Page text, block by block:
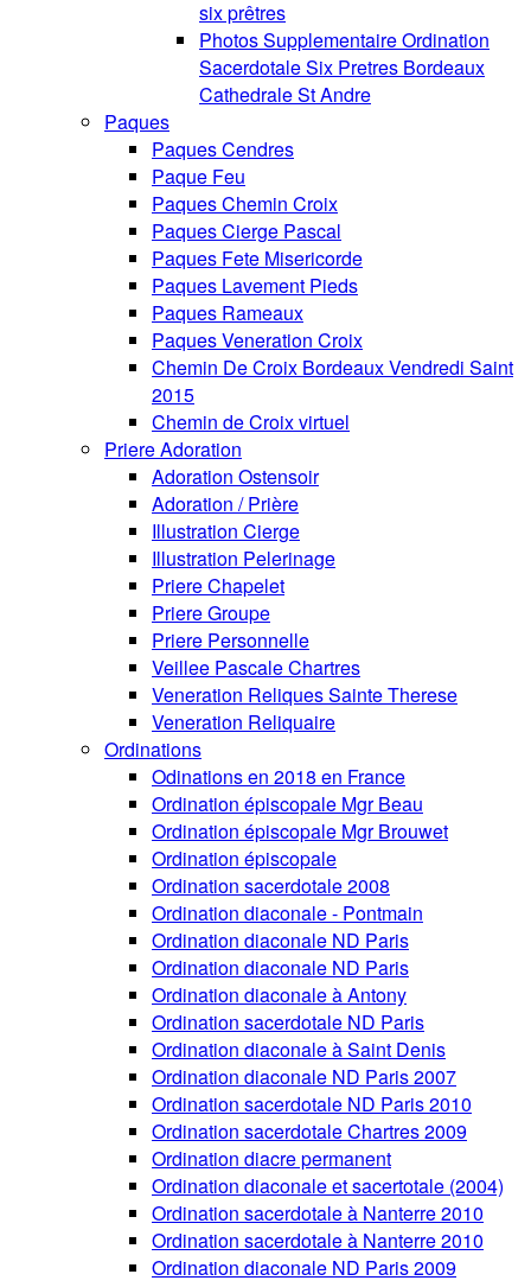
six prêtres
Photos Supplementaire Ordination
Sacerdotale Six Pretres Bordeaux
Cathedrale St Andre
Paques
Paques Cendres
Paque Feu
Paques Chemin Croix
Paques Cierge Pascal
Paques Fete Misericorde
Paques Lavement Pieds
Paques Rameaux
Paques Veneration Croix
Chemin De Croix Bordeaux Vendredi Saint
2015
Chemin de Croix virtuel
Priere Adoration
Adoration Ostensoir
Adoration / Prière
Illustration Cierge
Illustration Pelerinage
Priere Chapelet
Priere Groupe
Priere Personnelle
Veillee Pascale Chartres
Veneration Reliques Sainte Therese
Veneration Reliquaire
Ordinations
Odinations en 2018 en France
Ordination épiscopale Mgr Beau
Ordination épiscopale Mgr Brouwet
Ordination épiscopale
Ordination sacerdotale 2008
Ordination diaconale - Pontmain
Ordination diaconale ND Paris
Ordination diaconale ND Paris
Ordination diaconale à Antony
Ordination sacerdotale ND Paris
Ordination diaconale à Saint Denis
Ordination diaconale ND Paris 2007
Ordination sacerdotale ND Paris 2010
Ordination sacerdotale Chartres 2009
Ordination diacre permanent
Ordination diaconale et sacertotale (2004)
Ordination sacerdotale à Nanterre 2010
Ordination sacerdotale à Nanterre 2010
Ordination diaconale ND Paris 2009